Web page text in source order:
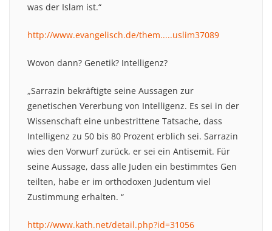
was der Islam ist.“
http://www.evangelisch.de/them.....uslim37089
Wovon dann? Genetik? Intelligenz?
„Sarrazin bekräftigte seine Aussagen zur
genetischen Vererbung von Intelligenz. Es sei in der
Wissenschaft eine unbestrittene Tatsache, dass
Intelligenz zu 50 bis 80 Prozent erblich sei. Sarrazin
wies den Vorwurf zurück, er sei ein Antisemit. Für
seine Aussage, dass alle Juden ein bestimmtes Gen
teilten, habe er im orthodoxen Judentum viel
Zustimmung erhalten. “
http://www.kath.net/detail.php?id=31056